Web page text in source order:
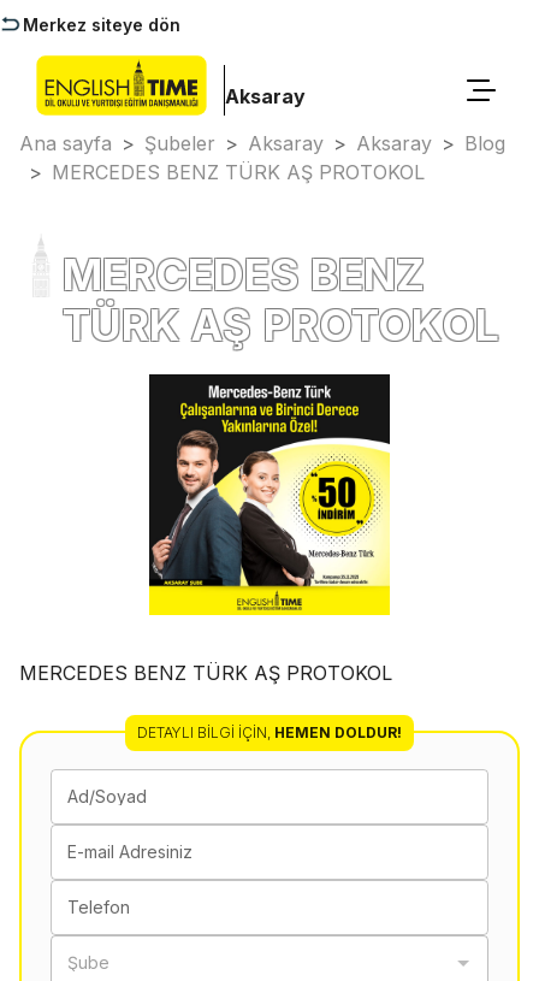
Merkez siteye dön
Aksaray
Ana sayfa > Şubeler > Aksaray > Aksaray > Blog
> MERCEDES BENZ TÜRK AŞ PROTOKOL
MERCEDES BENZ
TÜRK AŞ PROTOKOL
MERCEDES BENZ TÜRK AŞ PROTOKOL
DETAYLI BILGI İÇIN, HEMEN DOLDUR!
Ad/Soyad
E-mail Adresiniz
Telefon
Şube